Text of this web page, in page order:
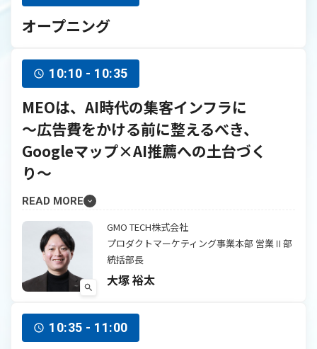
オープニング
10:10 - 10:35
MEOは、AI時代の集客インフラに
〜広告費をかける前に整えるべき、
Googleマップ×AI推薦への土台づく
り〜
READ MORE
GMO TECH株式会社
プロダクトマーケティング事業本部 営業Ⅱ部
統括部長
大塚 裕太
10:35 - 11:00